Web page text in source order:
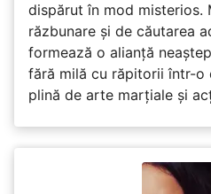
dispărut în mod misterios.
răzbunare și de căutarea
formează o alianță
fără milă cu răpitorii într-o
plină de arte marțiale și